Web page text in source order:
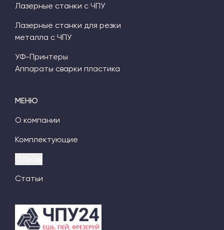
МЕНЮ
О компании
Комплектующие
Статьи
Лазерные станки с ЧПУ
Лазерные станки для резки
металла с ЧПУ
УФ-Принтеры
Аппараты сварки пластика